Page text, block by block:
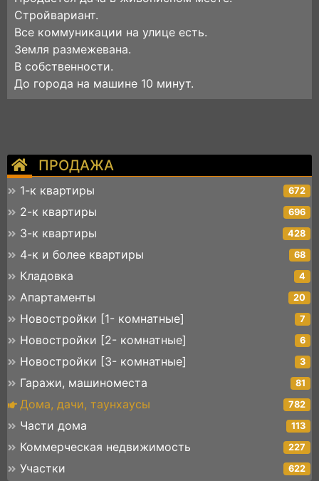
ПРОДАЖА
1-к квартиры 672
2-к квартиры 696
3-к квартиры 428
4-к и более квартиры 68
Кладовка 4
Апартаменты 20
Новостройки [1- комнатные] 7
Новостройки [2- комнатные] 6
Новостройки [3- комнатные] 3
Гаражи, машиноместа 81
Дома, дачи, таунхаусы 782
Части дома 113
Коммерческая недвижимость 227
Участки 622
Стройвариант.
Все коммуникации на улице есть.
Земля размежевана.
В собственности.
До города на машине 10 минут.